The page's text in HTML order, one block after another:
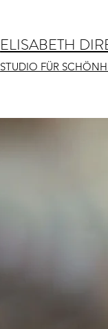
ELISABETH
STUDIO FÜR